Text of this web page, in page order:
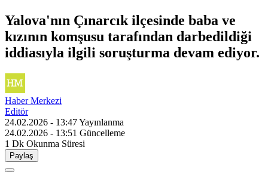
Yalova'nın Çınarcık ilçesinde baba ve
kızının komşusu tarafından darbedildiği
iddiasıyla ilgili soruşturma devam ediyor.
Haber Merkezi
Editör
24.02.2026 - 13:47Yayınlanma
24.02.2026 - 13:51 Güncelleme
1 Dk Okunma Süresi
Paylaş